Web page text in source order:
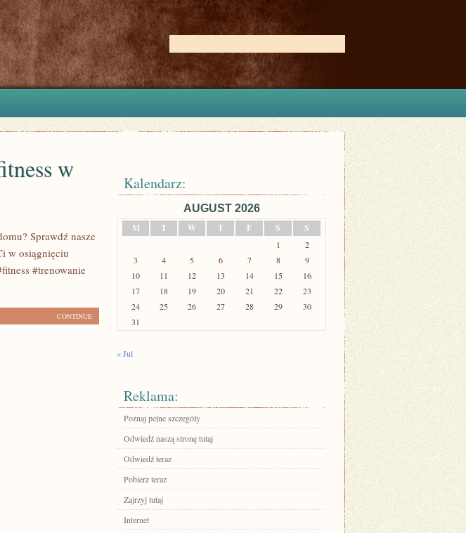
w
Sprawdź nasze
w osiągnięciu
#trenowanie
CONTINUE
Kalendarz:
AUGUST 2026
M
T W T F S S
1
2
3
4 5 6 7 8
9
10
11 12 13 14 15
16
17
18 19 20 21 22
23
24
25 26 27 28 29
30
31
« Jul
Reklama:
Poznaj pełne szczegóły
Odwiedź naszą stronę tutaj
Odwiedź teraz
Pobierz teraz
Zajrzyj tutaj
Internet